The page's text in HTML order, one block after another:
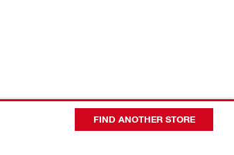
FIND ANOTHER STORE